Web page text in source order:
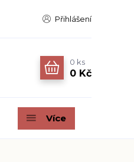
Přihlášení
0 ks
0 Kč
Více